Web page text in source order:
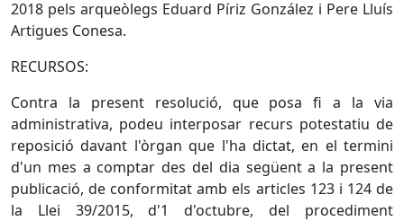
2018 pels arqueòlegs Eduard Píriz González i Pere Lluís
Artigues Conesa.
RECURSOS:
Contra la present resolució, que posa fi a la via
administrativa, podeu interposar recurs potestatiu de
reposició davant l'òrgan que l'ha dictat, en el termini
d'un mes a comptar des del dia següent a la present
publicació, de conformitat amb els articles 123 i 124 de
la Llei 39/2015, d'1 d'octubre, del procediment